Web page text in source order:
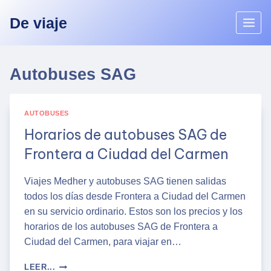
De viaje
Autobuses SAG
AUTOBUSES
Horarios de autobuses SAG de
Frontera a Ciudad del Carmen
Viajes Medher y autobuses SAG tienen salidas
todos los días desde Frontera a Ciudad del Carmen
en su servicio ordinario. Estos son los precios y los
horarios de los autobuses SAG de Frontera a
Ciudad del Carmen, para viajar en…
LEER... HORARIOS